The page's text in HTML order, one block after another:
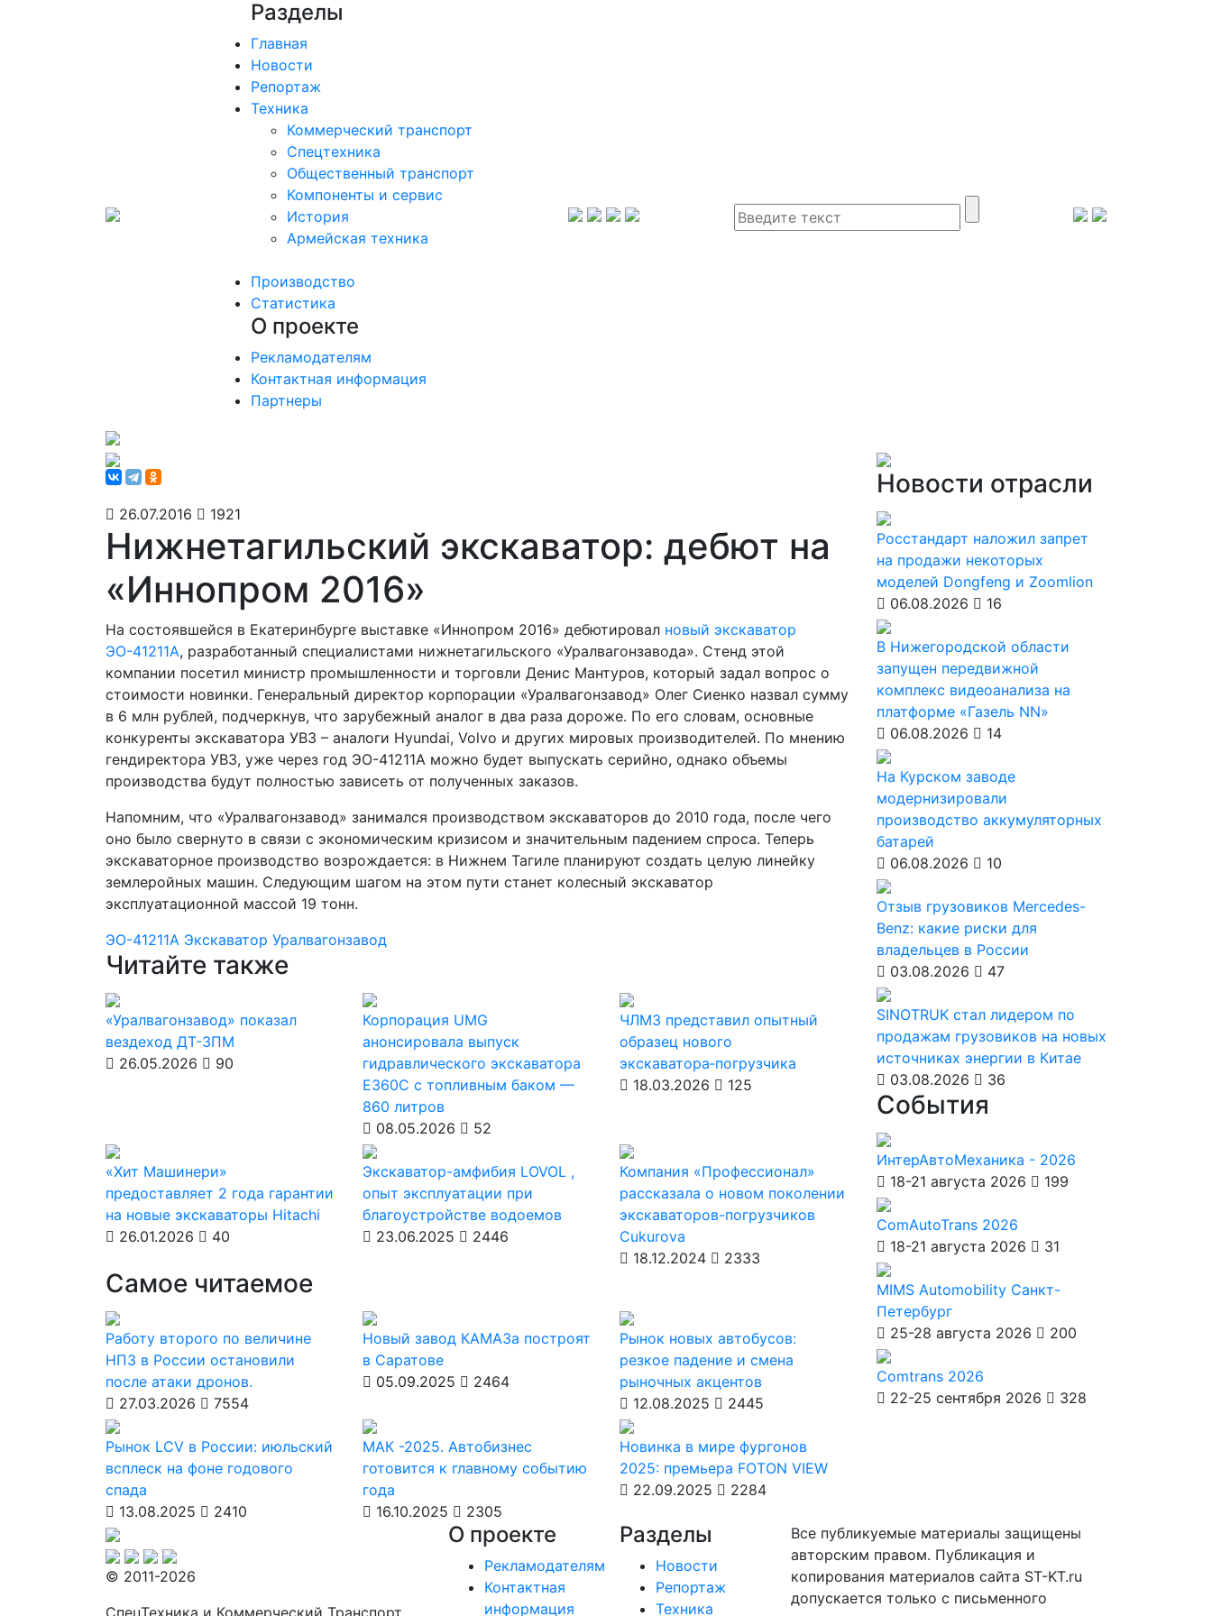
Разделы
Главная
Новости
Репортаж
Техника
Коммерческий транспорт
Спецтехника
Общественный транспорт
Компоненты и сервис
История
Армейская техника
Производство
Статистика
О проекте
Рекламодателям
Контактная информация
Партнеры
26.07.2016 1921
Нижнетагильский экскаватор: дебют на
«Иннопром 2016»
На состоявшейся в Екатеринбурге выставке «Иннопром 2016» дебютировал новый экскаватор
ЭО-41211А, разработанный специалистами нижнетагильского «Уралвагонзавода». Стенд этой
компании посетил министр промышленности и торговли Денис Мантуров, который задал вопрос о
стоимости новинки. Генеральный директор корпорации «Уралвагонзавод» Олег Сиенко назвал сумму
в 6 млн рублей, подчеркнув, что зарубежный аналог в два раза дороже. По его словам, основные
конкуренты экскаватора УВЗ – аналоги Hyundai, Volvo и других мировых производителей. По мнению
гендиректора УВЗ, уже через год ЭО-41211А можно будет выпускать серийно, однако объемы
производства будут полностью зависеть от полученных заказов.
Напомним, что «Уралвагонзавод» занимался производством экскаваторов до 2010 года, после чего
оно было свернуто в связи с экономическим кризисом и значительным падением спроса. Теперь
экскаваторное производство возрождается: в Нижнем Тагиле планируют создать целую линейку
землеройных машин. Следующим шагом на этом пути станет колесный экскаватор
эксплуатационной массой 19 тонн.
ЭО-41211А Экскаватор Уралвагонзавод
Читайте также
«Уралвагонзавод» показал
вездеход ДТ-3ПМ
26.05.2026
90
Корпорация UMG
анонсировала выпуск
гидравлического экскаватора
Е360С с топливным баком —
860 литров
08.05.2026
52
ЧЛМЗ представил опытный
образец нового
экскаватора‑погрузчика
18.03.2026
125
«Хит Машинери»
предоставляет 2 года гарантии
на новые экскаваторы Hitachi
26.01.2026
40
Экскаватор-амфибия LOVOL ,
опыт эксплуатации при
благоустройстве водоемов
23.06.2025
2446
Компания «Профессионал»
рассказала о новом поколении
экскаваторов-погрузчиков
Cukurova
18.12.2024
2333
Самое читаемое
Работу второго по величине
НПЗ в России остановили
после атаки дронов.
27.03.2026
7554
Новый завод КАМАЗа построят
в Саратове
05.09.2025
2464
Рынок новых автобусов:
резкое падение и смена
рыночных акцентов
12.08.2025
2445
Рынок LCV в России: июльский
всплеск на фоне годового
спада
13.08.2025
2410
МАК -2025. Автобизнес
готовится к главному событию
года
16.10.2025
2305
Новинка в мире фургонов
2025: премьера FOTON VIEW
22.09.2025
2284
Новости отрасли
Росстандарт наложил запрет
на продажи некоторых
моделей Dongfeng и Zoomlion
06.08.2026
16
В Нижегородской области
запущен передвижной
комплекс видеоанализа на
платформе «Газель NN»
06.08.2026
14
На Курском заводе
модернизировали
производство аккумуляторных
батарей
06.08.2026
10
Отзыв грузовиков Mercedes-
Benz: какие риски для
владельцев в России
03.08.2026
47
SINOTRUK стал лидером по
продажам грузовиков на новых
источниках энергии в Китае
03.08.2026
36
События
ИнтерАвтоМеханика - 2026
18-21 августа 2026
199
ComAutoTrans 2026
18-21 августа 2026
31
MIMS Automobility Санкт-
Петербург
25-28 августа 2026
200
Comtrans 2026
22-25 сентября 2026
328
© 2011-2026
СпецТехника и Коммерческий Транспорт
О проекте
Рекламодателям
Контактная
информация
Разделы
Новости
Репортаж
Техника
Все публикуемые материалы защищены
авторским правом. Публикация и
копирования материалов сайта ST-KT.ru
допускается только с письменного